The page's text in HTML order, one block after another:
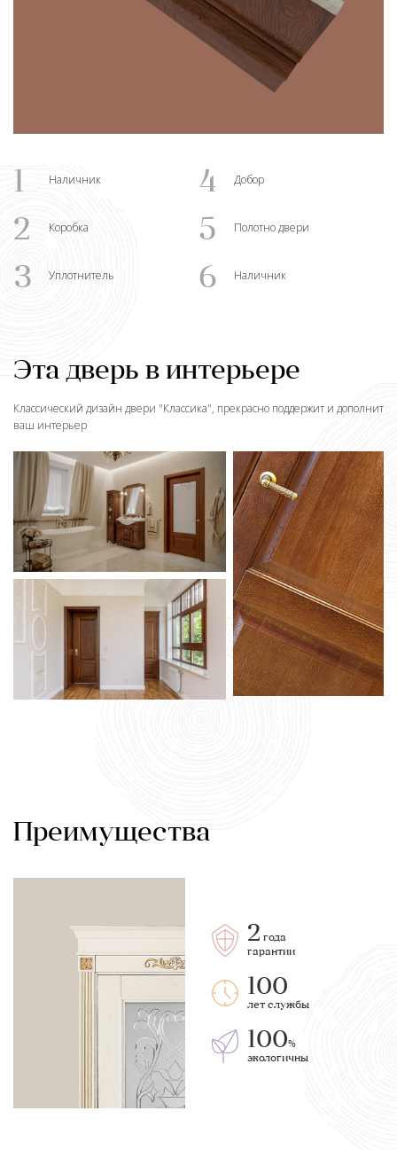
1 Наличник 4 Добор
2 Коробка 5 Полотно двери
3 Уплотнитель 6 Наличник
Эта дверь в интерьере
Классический дизайн двери "Классика", прекрасно поддержит и дополнит
ваш интерьер
Преимущества
2 года
гарантии
100
лет службы
100%
экологичны